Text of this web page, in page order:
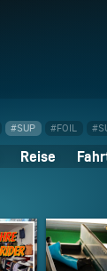
#SUP #FOIL
Reise